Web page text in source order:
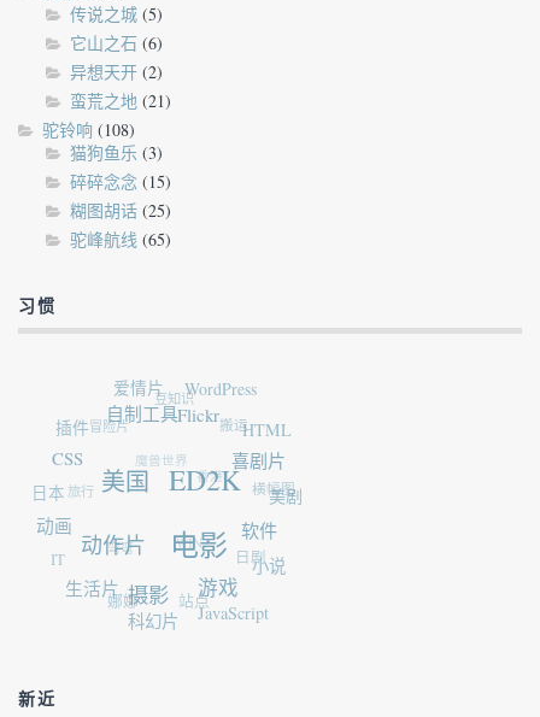
传说之城 (5)
它山之石 (6)
异想天开 (2)
蛮荒之地 (21)
驼铃响 (108)
猫狗鱼乐 (3)
碎碎念念 (15)
糊图胡话 (25)
驼峰航线 (65)
习惯
电影
ED2K
美国
动作片
摄影 游戏
软件
喜剧片
Flickr
自制工具
CSS
动画
生活片
科幻片 JavaScript
小说
美剧
HTML
WordPress
爱情片
插件
日本
IT
娜娜 站点
日剧
横幅图
搬运
豆知识
冒险片
旅行
弯弯 WIN7
香港
魔兽世界
新近